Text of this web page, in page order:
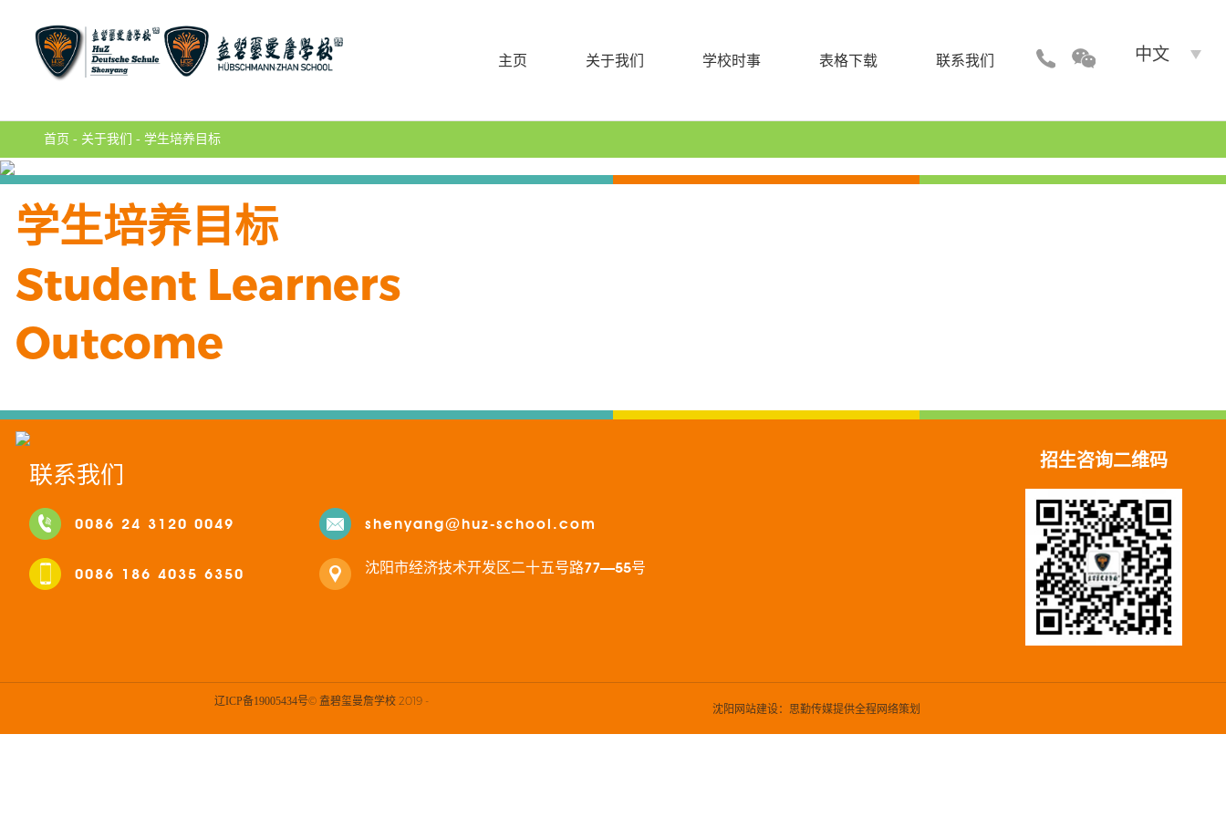
主页 关于我们 学校时事 表格下载 联系我们 中文
首页 - 关于我们 - 学生培养目标
学生培养目标
Student Learners
Outcome
联系我们
0086 24 3120 0049
0086 186 4035 6350
shenyang@huz-school.com
沈阳市经济技术开发区二十五号路77—55号
招生咨询二维码
© 盍碧玺曼詹学校 2019 -
辽ICP备19005434号
沈阳网站建设：思勤传媒提供全程网络策划